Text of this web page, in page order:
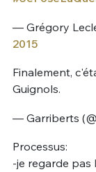
— Grégory
2015
Finalement,
Guignols.
— Garriberts
Processus:
-je regarde pas